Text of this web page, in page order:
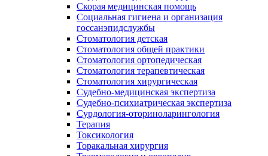
Скорая медицинская помощь
Социальная гигиена и организация
госсанэпидслужбы
Стоматология детская
Стоматология общей практики
Стоматология ортопедическая
Стоматология терапевтическая
Стоматология хирургическая
Судебно-медицинская экспертиза
Судебно-психиатрическая экспертиза
Сурдология-оториноларингология
Терапия
Токсикология
Торакальная хирургия